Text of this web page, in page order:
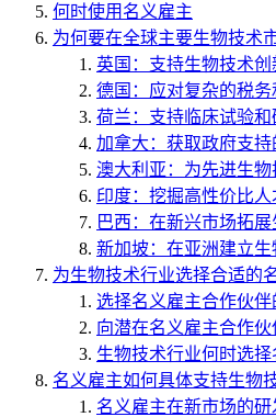
何时使用名义雇主
为何要在全球主要生物技术
英国：支持生物技术创
德国：应对复杂的税
荷兰：支持临床试验和
加拿大：获取政府支持
澳大利亚：为先进生
印度：挖掘高性价比人
巴西：在新兴市场拓
新加坡：在亚洲建立
为生物技术行业选择合适的
选择名义雇主合作伙伴
向潜在名义雇主合作
生物技术行业何时选
名义雇主如何具体支持生物
名义雇主在新市场的